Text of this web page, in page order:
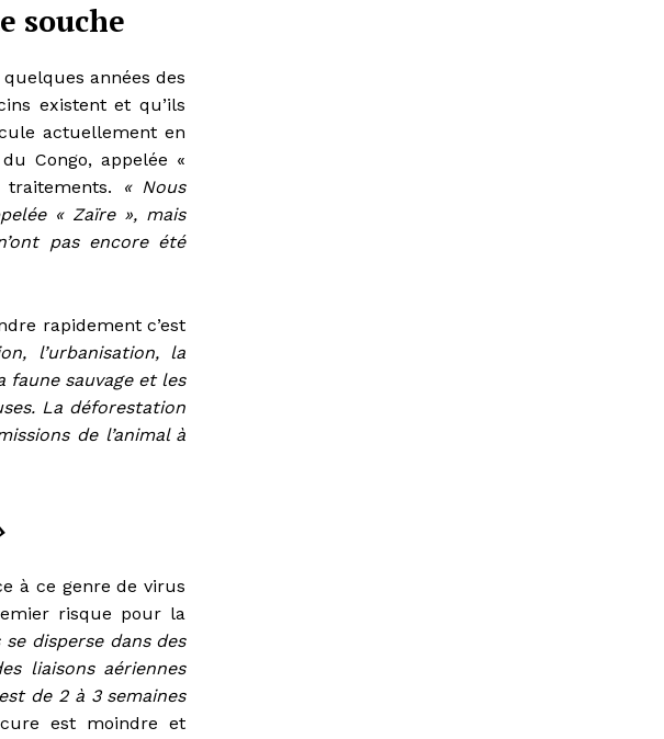
souche
années des
existent et qu’ils
actuellement en
Congo, appelée «
« Nous
« Zaïre », mais
pas encore été
rapidement c’est
l’urbanisation, la
sauvage et les
La déforestation
de l’animal à
à ce genre de virus
risque pour la
disperse dans des
liaisons aériennes
de 2 à 3 semaines
est moindre et